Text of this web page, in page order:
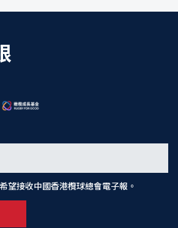
望接收中國香港欖球總會電子報。